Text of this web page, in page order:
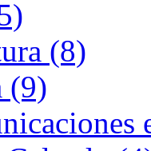
(8)
(9)